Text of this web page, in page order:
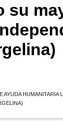
su
AYUDA